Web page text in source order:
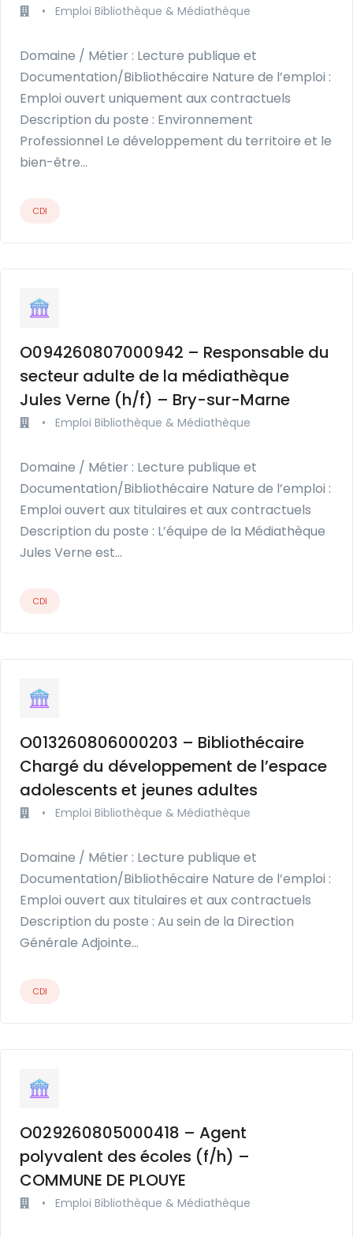
• Emploi Bibliothèque & Médiathèque
Domaine / Métier : Lecture publique et
Documentation/Bibliothécaire Nature de l’emploi :
Emploi ouvert uniquement aux contractuels
Description du poste : Environnement
Professionnel Le développement du territoire et le
bien-être…
CDI
O094260807000942 – Responsable du
secteur adulte de la médiathèque
Jules Verne (h/f) – Bry-sur-Marne
• Emploi Bibliothèque & Médiathèque
Domaine / Métier : Lecture publique et
Documentation/Bibliothécaire Nature de l’emploi :
Emploi ouvert aux titulaires et aux contractuels
Description du poste : L’équipe de la Médiathèque
Jules Verne est…
CDI
O013260806000203 – Bibliothécaire
Chargé du développement de l’espace
adolescents et jeunes adultes
• Emploi Bibliothèque & Médiathèque
Domaine / Métier : Lecture publique et
Documentation/Bibliothécaire Nature de l’emploi :
Emploi ouvert aux titulaires et aux contractuels
Description du poste : Au sein de la Direction
Générale Adjointe…
CDI
O029260805000418 – Agent
polyvalent des écoles (f/h) –
COMMUNE DE PLOUYE
• Emploi Bibliothèque & Médiathèque